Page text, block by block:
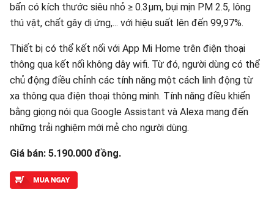
bẩn có kích thước siêu nhỏ ≥ 0.3μm, bụi mịn PM 2.5, lông
thú vật, chất gây dị ứng,... với hiệu suất lên đến 99,97%.
Thiết bị có thể kết nối với App Mi Home trên điện thoại
thông qua kết nối không dây wifi. Từ đó, người dùng có thể
chủ động điều chỉnh các tính năng một cách linh động từ
xa thông qua điện thoại thông minh. Tính năng điều khiển
bằng giọng nói qua Google Assistant và Alexa mang đến
những trải nghiệm mới mẻ cho người dùng.
Giá bán: 5.190.000 đồng.